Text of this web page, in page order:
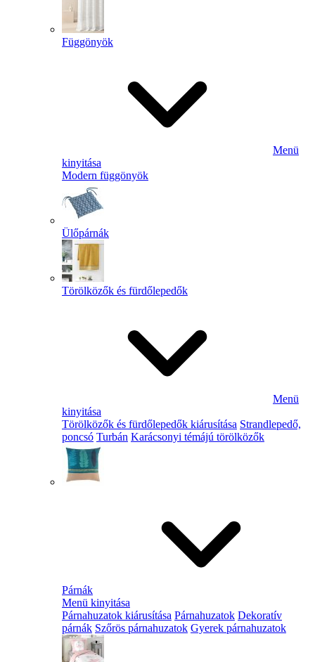
Függönyök
Menü
kinyitása
Modern függönyök
Ülőpárnák
Törölközők és fürdőlepedők
Menü
kinyitása
Törölközők és fürdőlepedők kiárusítása Strandlepedő,
poncsó Turbán Karácsonyi témájú törölközők
Párnák
Menü kinyitása
Párnahuzatok kiárusítása Párnahuzatok Dekoratív
párnák Szőrös párnahuzatok Gyerek párnahuzatok